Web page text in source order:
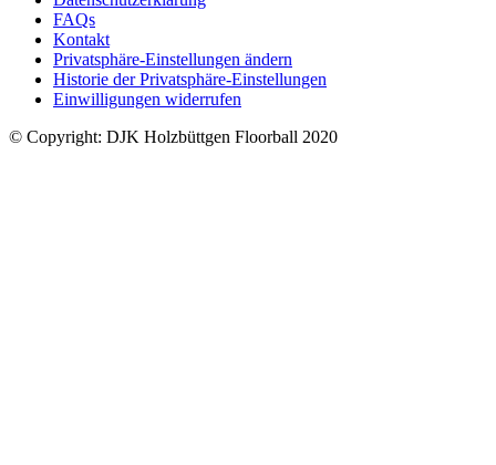
FAQs
Kontakt
Privatsphäre-Einstellungen ändern
Historie der Privatsphäre-Einstellungen
Einwilligungen widerrufen
© Copyright: DJK Holzbüttgen Floorball 2020